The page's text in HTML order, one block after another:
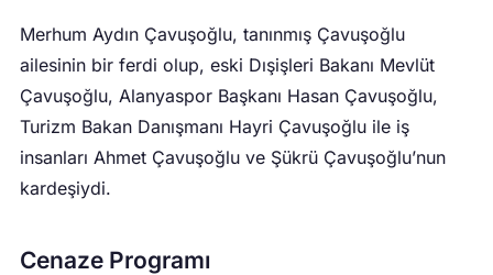
Merhum Aydın Çavuşoğlu, tanınmış Çavuşoğlu
ailesinin bir ferdi olup, eski Dışişleri Bakanı Mevlüt
Çavuşoğlu, Alanyaspor Başkanı Hasan Çavuşoğlu,
Turizm Bakan Danışmanı Hayri Çavuşoğlu ile iş
insanları Ahmet Çavuşoğlu ve Şükrü Çavuşoğlu’nun
kardeşiydi.
Cenaze Programı